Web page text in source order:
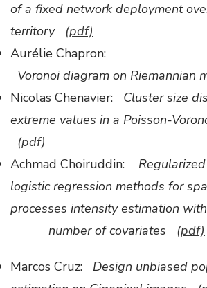
of a fixed network deployment
territory (pdf)
Aurélie Chapron:
Voronoi diagram on Riemannian
Nicolas Chenavier: Cluster size
extreme values in a Poisson-
(pdf)
Achmad Choiruddin:
logistic regression methods for
processes intensity estimation
number ofcovariates (pdf)
Marcos Cruz: Design unbiased